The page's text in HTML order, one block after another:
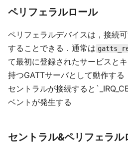
ペリフェラルロール
ペリフェラルデバイスは，接続
することできる．通常は
て最初に登録されたサービスと
持つGATTサーバとして動作する
セントラルが接続すると
ベントが発生する
セントラル&ペリフェラル